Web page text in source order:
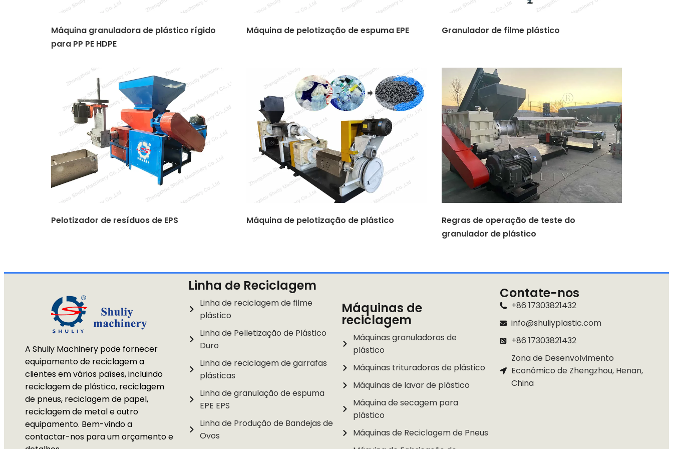
Máquina granuladora de plástico rígido
para PP PE HDPE
Máquina de pelotização de espuma EPE Granulador de filme plástico
Pelotizador de resíduos de EPS Máquina de pelotização de plástico
Regras de operação de teste do
granulador de plástico
A Shuliy Machinery pode fornecer
equipamento de reciclagem a
clientes em vários países, incluindo
reciclagem de plástico, reciclagem
de pneus, reciclagem de papel,
reciclagem de metal e outro
equipamento. Bem-vindo a
contactar-nos para um orçamento e
Linha de Reciclagem
Linha de reciclagem de filme
plástico
Linha de Pelletização de Plástico
Duro
Linha de reciclagem de garrafas
plásticas
Linha de granulação de espuma
EPE EPS
Linha de Produção de Bandejas de
Ovos
Máquinas de
reciclagem
Máquinas granuladoras de
plástico
Máquinas trituradoras de plástico
Máquinas de lavar de plástico
Máquina de secagem para
plástico
Máquinas de Reciclagem de Pneus
Contate-nos
+86 17303821432
info@shuliyplastic.com
+86 17303821432
Zona de Desenvolvimento
Econômico de Zhengzhou, Henan,
China